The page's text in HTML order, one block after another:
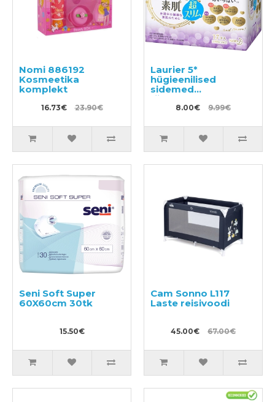
Nomi 886192
Kosmeetika
komplekt
16.73€ 23.90€
Laurier 5*
hügieenilised
sidemed
tiivakestega
päevaseks
17tk
8.00€ 9.99€
Seni Soft Super
60X60cm 30tk
15.50€
Cam Sonno L117
Laste reisivoodi
45.00€ 67.00€